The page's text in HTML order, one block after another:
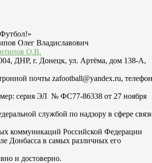
Олег Владиславович
О.В.
ДНР, г. Донецк, ул. Артёма, дом 138-А,
почты zafootball@yandex.ru, телефон
серия ЭЛ № ФС77-86338 от 27 ноября
службой по надзору в сфере
коммуникаций Российской Федерации
Донбасса в самых различных его
и достоверно.